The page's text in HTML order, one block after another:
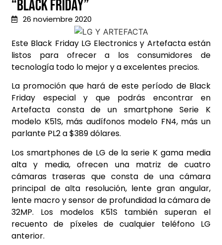
“Black Friday”
26 noviembre 2020
Este Black Friday LG Electronics y Artefacta están
listos para ofrecer a los consumidores de
tecnología todo lo mejor y a excelentes precios.
La promoción que hará de este período de Black
Friday especial y que podrás encontrar en
Artefacta consta de un smartphone Serie K
modelo K51S, más audífonos modelo FN4, más un
parlante PL2 a $389 dólares.
Los smartphones de LG de la serie K gama media
alta y media, ofrecen una matriz de cuatro
cámaras traseras que consta de una cámara
principal de alta resolución, lente gran angular,
lente macro y sensor de profundidad la cámara de
32MP. Los modelos K51S también superan el
recuento de píxeles de cualquier teléfono LG
anterior.